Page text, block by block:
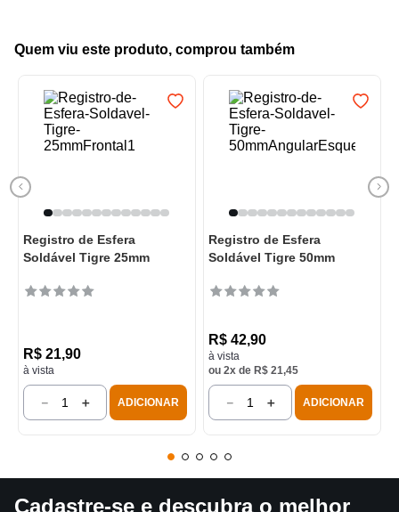
Quem viu este produto, comprou também
Registro de Esfera
Soldável Tigre 25mm
R$ 21,90
à vista
＋
－ ADICIONAR
Registro de Esfera
Soldável Tigre 50mm
R$ 42,90
à vista
ou 2x de R$ 21,45
＋
－ ADICIONAR
Cadastre-se e descubra o melhor